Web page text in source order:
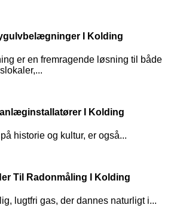
I Kolding
er en fremragende løsning til både
I Kolding
historie og kultur, er også...
Til Radonmåling I Kolding
lugtfri gas, der dannes naturligt i...